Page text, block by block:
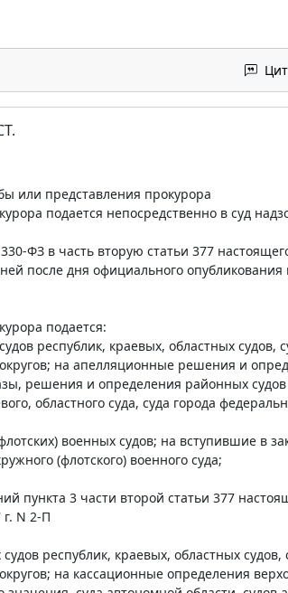
или представления прокурора
подается непосредственно в суд
ФЗ в часть вторую статьи 377
после дня официального опубликования
подается:
республик, краевых, областных судов,
на апелляционные решения и
решения и определения районных
областного суда, суда города
военных судов; на вступившие в
(флотского) военного суда;
пункта 3 части второй статьи 377
N 2-П
республик, краевых, областных
на кассационные определения